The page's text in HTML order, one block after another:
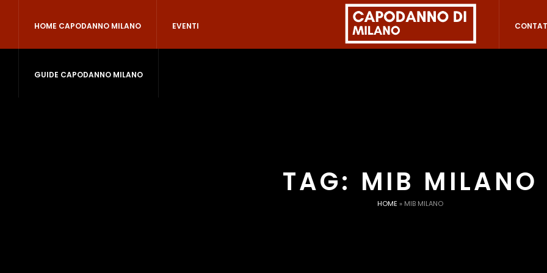
HOME CAPODANNO MILANO EVENTI
GUIDE CAPODANNO MILANO
TAG: MIB MILANO
HOME » MIB MILANO